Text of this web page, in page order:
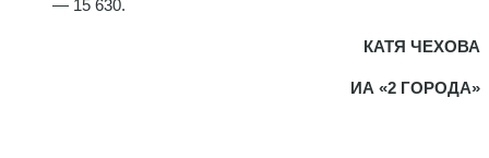
— 15 630.
КАТЯ ЧЕХОВА
ИА «2 ГОРОДА»